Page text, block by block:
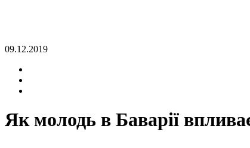
09.12.2019
Як молодь в Баварії